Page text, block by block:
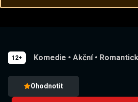
12+ Komedie • Akční •
Ohodnotit